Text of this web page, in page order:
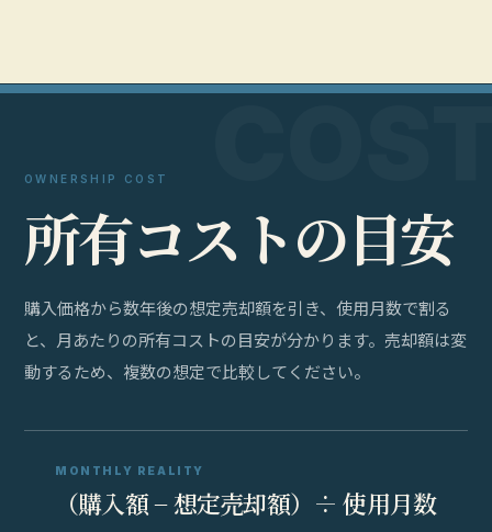
OWNERSHIP COST
所有コス トの目安
購入価格から数年後の想定売却額を引き、使用月数で割る
と、月あたりの所有コストの目安が分かります。売却額は変
動するため、複数の想定で比較してください。
MONTHLY REALITY
（購入額 − 想定売却額）÷ 使用月数